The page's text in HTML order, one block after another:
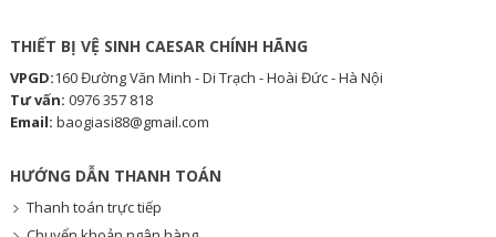
THIẾT BỊ VỆ SINH CAESAR CHÍNH HÃNG
VPGD:160 Đường Văn Minh - Di Trạch - Hoài Đức - Hà Nội
Tư vấn: 0976 357 818
Email: baogiasi88@gmail.com
HƯỚNG DẪN THANH TOÁN
Thanh toán trực tiếp